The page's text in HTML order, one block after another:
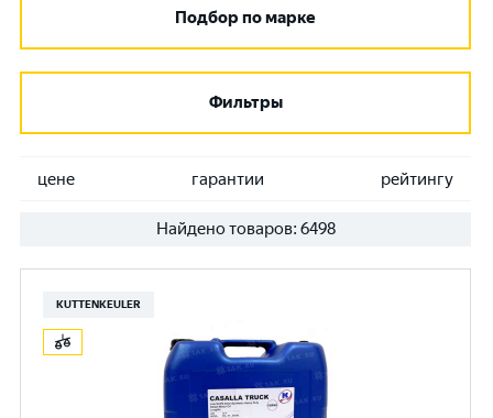
Подбор по марке
Фильтры
цене гарантии рейтингу
Найдено товаров: 6498
KUTTENKEULER